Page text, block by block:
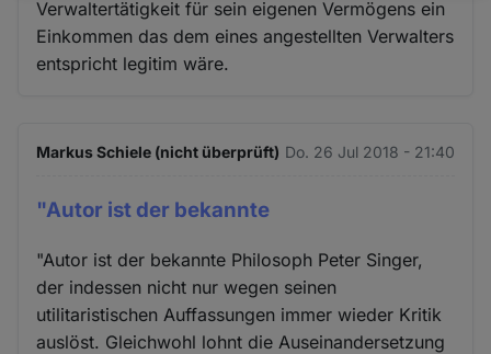
Verwaltertätigkeit für sein eigenen Vermögens ein
Einkommen das dem eines angestellten Verwalters
entspricht legitim wäre.
Markus Schiele (nicht überprüft) Do. 26 Jul 2018 - 21:40
"Autor ist der bekannte
"Autor ist der bekannte Philosoph Peter Singer,
der indessen nicht nur wegen seinen
utilitaristischen Auffassungen immer wieder Kritik
auslöst. Gleichwohl lohnt die Auseinandersetzung
und
Cookies